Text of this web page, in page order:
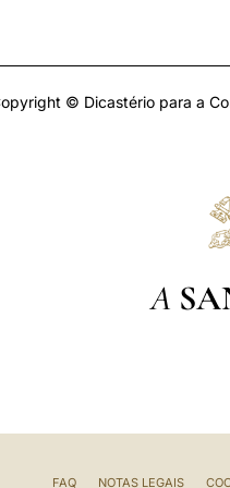
© Dicastério para a
A
FAQ NOTAS LEGAIS